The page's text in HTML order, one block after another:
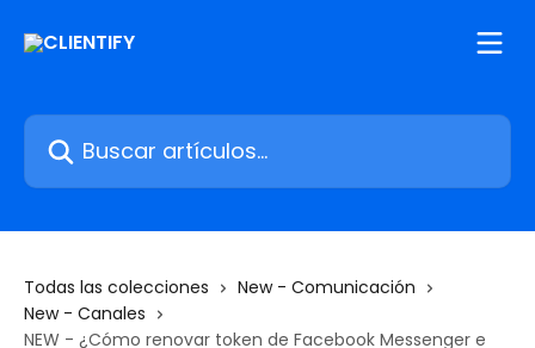
Buscar artículos...
Todas las colecciones
New - Comunicación
New - Canales
NEW - ¿Cómo renovar token de Facebook Messenger e